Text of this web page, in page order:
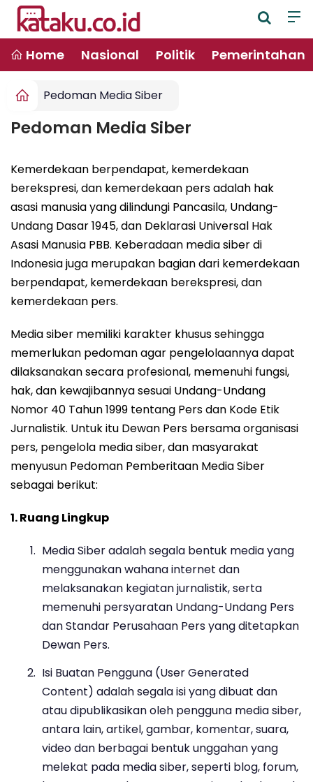
Home Nasional Politik Pemerintahan
Pedoman Media Siber
Pedoman Media Siber
Kemerdekaan berpendapat, kemerdekaan
berekspresi, dan kemerdekaan pers adalah hak
asasi manusia yang dilindungi Pancasila, Undang-
Undang Dasar 1945, dan Deklarasi Universal Hak
Asasi Manusia PBB. Keberadaan media siber di
Indonesia juga merupakan bagian dari kemerdekaan
berpendapat, kemerdekaan berekspresi, dan
kemerdekaan pers.
Media siber memiliki karakter khusus sehingga
memerlukan pedoman agar pengelolaannya dapat
dilaksanakan secara profesional, memenuhi fungsi,
hak, dan kewajibannya sesuai Undang-Undang
Nomor 40 Tahun 1999 tentang Pers dan Kode Etik
Jurnalistik. Untuk itu Dewan Pers bersama organisasi
pers, pengelola media siber, dan masyarakat
menyusun Pedoman Pemberitaan Media Siber
sebagai berikut:
1. Ruang Lingkup
Media Siber adalah segala bentuk media yang
menggunakan wahana internet dan
melaksanakan kegiatan jurnalistik, serta
memenuhi persyaratan Undang-Undang Pers
dan Standar Perusahaan Pers yang ditetapkan
Dewan Pers.
Isi Buatan Pengguna (User Generated
Content) adalah segala isi yang dibuat dan
atau dipublikasikan oleh pengguna media siber,
antara lain, artikel, gambar, komentar, suara,
video dan berbagai bentuk unggahan yang
melekat pada media siber, seperti blog, forum,